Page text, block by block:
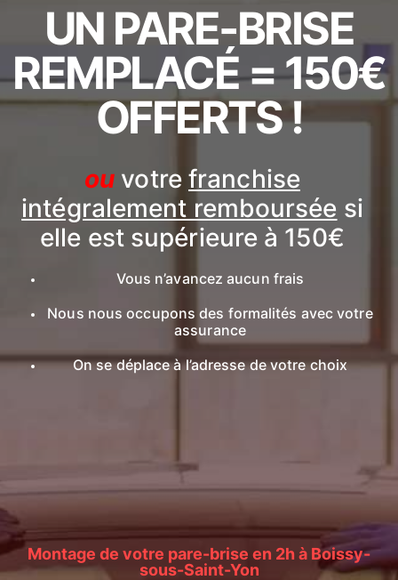
UN PARE-BRISE
REMPLACÉ = 150€
OFFERTS !
ou votre franchise
intégralement remboursée si
elle est supérieure à 150€
Vous n’avancez aucun frais
Nous nous occupons des formalités avec votre
assurance
On se déplace à l’adresse de votre choix
Montage de votre pare-brise en 2h à Boissy-
sous-Saint-Yon